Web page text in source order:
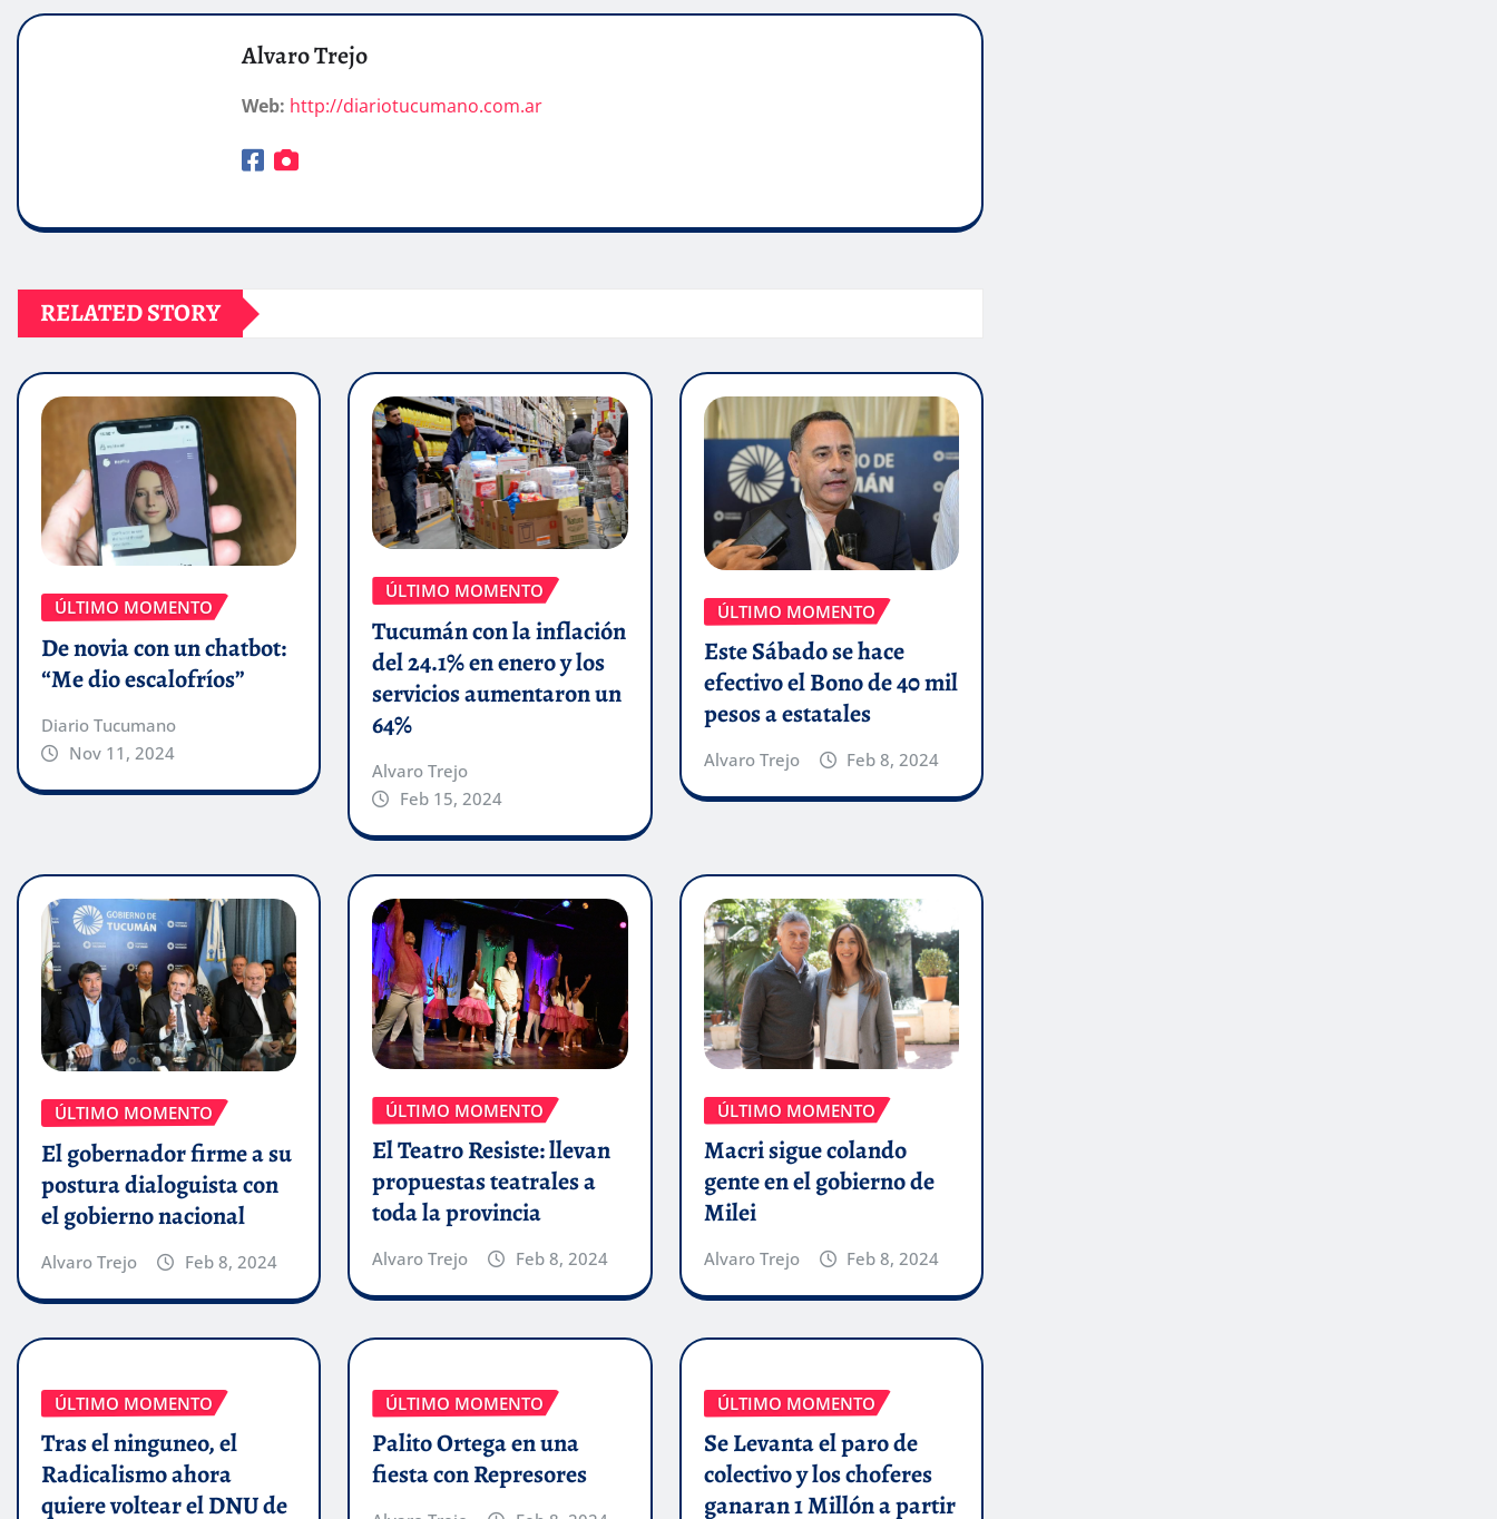
Alvaro Trejo
Web: http://diariotucumano.com.ar
RELATED STORY
ÚLTIMO MOMENTO
De novia con un chatbot:
“Me dio escalofríos”
Diario Tucumano
Nov 11, 2024
ÚLTIMO MOMENTO
Tucumán con la inflación
del 24.1% en enero y los
servicios aumentaron un
64%
Alvaro Trejo
Feb 15, 2024
ÚLTIMO MOMENTO
Este Sábado se hace
efectivo el Bono de 40 mil
pesos a estatales
Alvaro Trejo Feb 8, 2024
ÚLTIMO MOMENTO
El gobernador firme a su
postura dialoguista con
el gobierno nacional
Alvaro Trejo Feb 8, 2024
ÚLTIMO MOMENTO
El Teatro Resiste: llevan
propuestas teatrales a
toda la provincia
Alvaro Trejo Feb 8, 2024
ÚLTIMO MOMENTO
Macri sigue colando
gente en el gobierno de
Milei
Alvaro Trejo Feb 8, 2024
ÚLTIMO MOMENTO
Tras el ninguneo, el
Radicalismo ahora
quiere voltear el DNU de
ÚLTIMO MOMENTO
Palito Ortega en una
fiesta con Represores
ÚLTIMO MOMENTO
Se Levanta el paro de
colectivo y los choferes
ganaran 1 Millón a partir